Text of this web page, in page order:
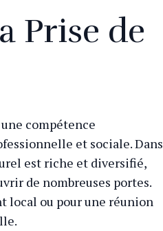
Prise de
compétence
et sociale. Dans
est riche et diversifié,
de nombreuses portes.
local ou pour une réunion